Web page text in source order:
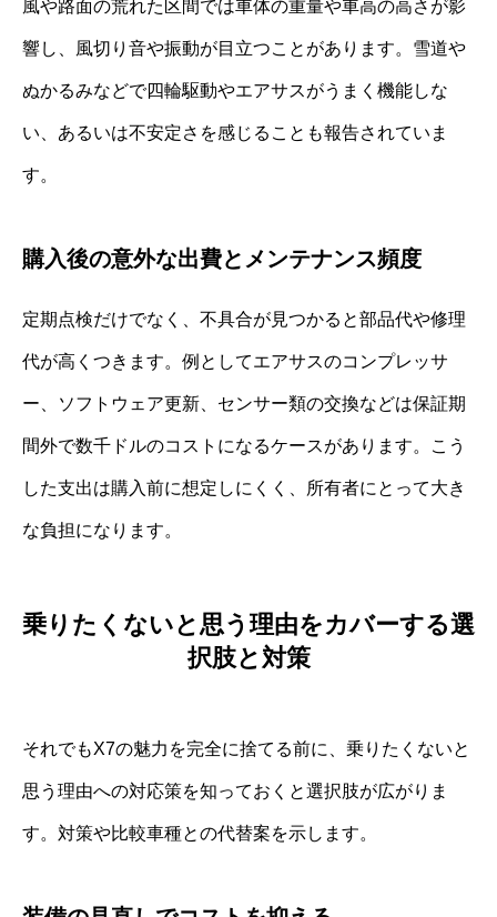
風や路面の荒れた区間では車体の重量や車高の高さが影
響し、風切り音や振動が目立つことがあります。雪道や
ぬかるみなどで四輪駆動やエアサスがうまく機能しな
い、あるいは不安定さを感じることも報告されていま
す。
購入後の意外な出費とメンテナンス頻度
定期点検だけでなく、不具合が見つかると部品代や修理
代が高くつきます。例としてエアサスのコンプレッサ
ー、ソフトウェア更新、センサー類の交換などは保証期
間外で数千ドルのコストになるケースがあります。こう
した支出は購入前に想定しにくく、所有者にとって大き
な負担になります。
乗りたくないと思う理由をカバーする選
択肢と対策
それでもX7の魅力を完全に捨てる前に、乗りたくないと
思う理由への対応策を知っておくと選択肢が広がりま
す。対策や比較車種との代替案を示します。